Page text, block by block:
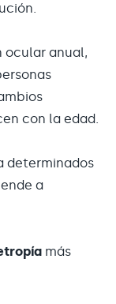
ocular anual,
con la edad.
determinados
a
más